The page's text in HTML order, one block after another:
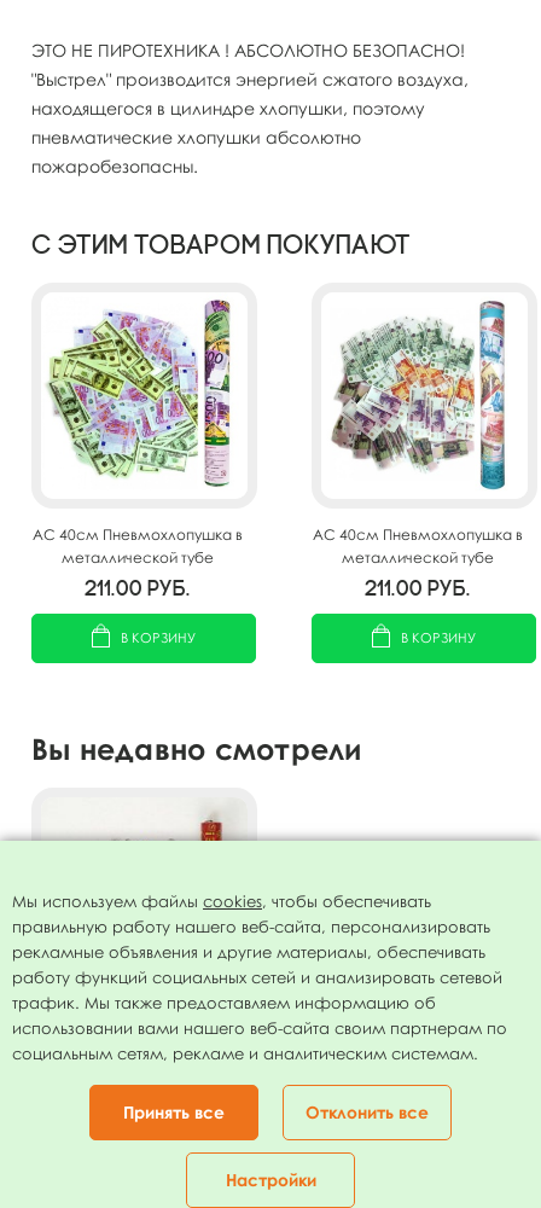
Корзина
ЭТО НЕ ПИРОТЕХНИКА ! АБСОЛЮТНО БЕЗОПАСНО!
"Выстрел" производится энергией сжатого воздуха,
находящегося в цилиндре хлопушки, поэтому
пневматические хлопушки абсолютно
пожаробезопасны.
С этим товаром покупают
AC 40см Пневмохлопушка в
металлической тубе
Денежный взрыв
211.00 руб.
В КОРЗИНУ
AC 40см Пневмохлопушка в
металлической тубе
Рублевый бум
211.00 руб.
В КОРЗИНУ
Вы недавно смотрели
Пневмохлопушка Монетка
на счастье золотое
серебряное конфетти и в
виде монет по 1 руб. 30см
267.00руб.
Мы используем файлы cookies, чтобы обеспечивать
правильную работу нашего веб-сайта, персонализировать
рекламные объявления и другие материалы, обеспечивать
работу функций социальных сетей и анализировать сетевой
трафик. Мы также предоставляем информацию об
использовании вами нашего веб-сайта своим партнерам по
социальным сетям, рекламе и аналитическим системам.
Принять все Отклонить все
Настройки